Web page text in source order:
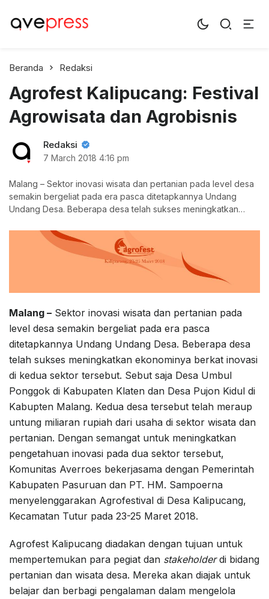
AvePress.com
Belajar dari Komentar
Beranda Redaksi
Agrofest Kalipucang: Festival
Agrowisata dan Agrobisnis
Redaksi
7 March 2018 4:16 pm
Malang – Sektor inovasi wisata dan pertanian pada level desa
semakin bergeliat pada era pasca ditetapkannya Undang
Undang Desa. Beberapa desa telah sukses meningkatkan
Malang – Sektor inovasi wisata dan pertanian pada
level desa semakin bergeliat pada era pasca
ditetapkannya Undang Undang Desa. Beberapa desa
telah sukses meningkatkan ekonominya berkat inovasi
di kedua sektor tersebut. Sebut saja Desa Umbul
Ponggok di Kabupaten Klaten dan Desa Pujon Kidul di
Kabupten Malang. Kedua desa tersebut telah meraup
untung miliaran rupiah dari usaha di sektor wisata dan
pertanian. Dengan semangat untuk meningkatkan
pengetahuan inovasi pada dua sektor tersebut,
Komunitas Averroes bekerjasama dengan Pemerintah
Kabupaten Pasuruan dan PT. HM. Sampoerna
menyelenggarakan Agrofestival di Desa Kalipucang,
Kecamatan Tutur pada 23-25 Maret 2018.
Agrofest Kalipucang diadakan dengan tujuan untuk
mempertemukan para pegiat dan stakeholderdi bidang
pertanian dan wisata desa. Mereka akan diajak untuk
belajar dan berbagi pengalaman dalam mengelola